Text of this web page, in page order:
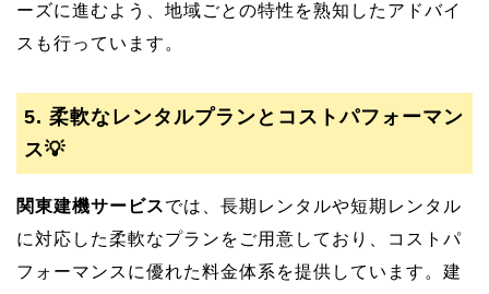
ーズに進むよう、地域ごとの特性を熟知したアドバイ
スも行っています。
5. 柔軟なレンタルプランとコストパフォーマン
ス💡
関東建機サービスでは、長期レンタルや短期レンタル
に対応した柔軟なプランをご用意しており、コストパ
フォーマンスに優れた料金体系を提供しています。建